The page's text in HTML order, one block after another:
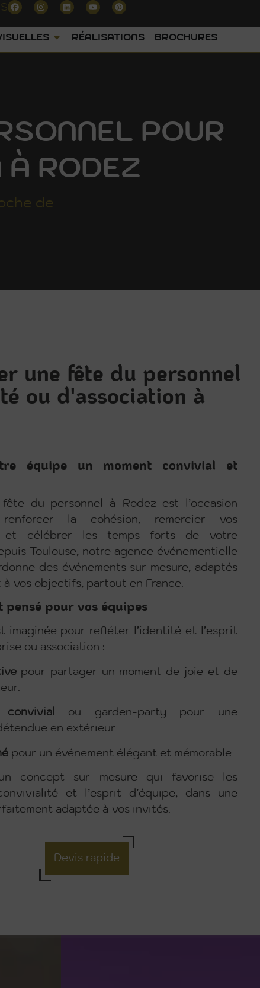
RÉALISATIONS BROCHURES
POUR
À RODEZ
de
une fête du personnel
ou d'association à
équipe un moment convivial et
du personnel à Rodez est l’occasion
la cohésion, remercier vos
et célébrer les temps forts de votre
Toulouse, notre agence événementielle
des événements sur mesure, adaptés
à vos objectifs, partout en France.
pensé pour vos équipes
imaginée pour refléter l’identité et l’esprit
ou association :
pour partager un moment de joie et de
ou garden-party pour une
en extérieur.
pour un événement élégant et mémorable.
concept sur mesure qui favorise les
et l’esprit d’équipe, dans une
adaptée à vos invités.
Devis rapide